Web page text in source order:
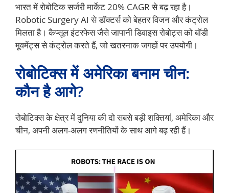
भारत में रोबोटिक सर्जरी मार्केट 20% CAGR से बढ़ रहा है।
Robotic Surgery AI से डॉक्टर्स को बेहतर विजन और कंट्रोल
मिलता है। कैप्सूल इंटरफेस जैसे जापानी डिवाइस रोबोट्स को बॉडी
मूवमेंट्स से कंट्रोल करते हैं, जो खतरनाक जगहों पर उपयोगी।
रोबोटिक्स में अमेरिका बनाम चीन:
कौन है आगे?
रोबोटिक्स के क्षेत्र में दुनिया की दो सबसे बड़ी शक्तियां, अमेरिका और
चीन, अपनी अलग-अलग रणनीतियों के साथ आगे बढ़ रही हैं।